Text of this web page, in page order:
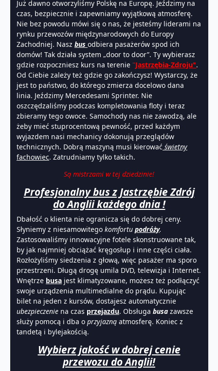
Już dawno otworzyliśmy Polskę na Europę. Jeździmy na
czas, bezpiecznie i zapewniamy wyjątkową atmosferę.
Nie bez powodu mówi się o nas, że jesteśmy liderami na
rynku przewozów międzynarodowych do Europy
Zachodniej. Nasz bus odbiera pasażerów spod ich
domów! Tak działa system „door to door”. Ty wybierasz
gdzie rozpoczniesz kurs na terenie "Jastrzębia-Zdroju".
Od Ciebie zależy też gdzie go zakończysz! Wystarczy, że
jest to państwo, do którego zmierza docelowo dana
linia. Jeździmy Mercedesami Sprinter. Nie
oszczędzaliśmy podczas kompletowania floty i teraz
zbieramy tego owoce. Samochody nas nie zawodzą, ale
żeby mieć stuprocentową pewność, przed każdym
wyjazdem nasi mechanicy dokonują przeglądów
technicznych. Dobrą maszyną musi kierować świetny
fachowiec. Zatrudniamy tylko takich.
Są mistrzami w tej dziedzinie!
Profesjonalny bus z Jastrzębie Zdrój
do Anglii każdego dnia !
Dbałość o klienta nie ogranicza się do dobrej ceny.
Słyniemy z niesamowitego komfortu podróży.
Zastosowaliśmy innowacyjne fotele skonstruowane tak,
by jak najmniej obciążać kręgosłup i inne części ciała.
Rozłożyliśmy siedzenia z głową, więc pasażer ma sporo
przestrzeni. Długą drogę umila DVD, telewizja i Internet.
Wnętrze busa jest klimatyzowane, możesz też podłączyć
swoje urządzenia multimedialne do prądu. Kupując
bilet na jeden z kursów, dostajesz automatycznie
ubezpieczenie na czas przejazdu. Obsługa busa zawsze
służy pomocą i dba o przyjazną atmosferę. Koniec z
tandetą i bylejakością.
Wybierz jakość w dobrej cenie
przewozu do Anglii!